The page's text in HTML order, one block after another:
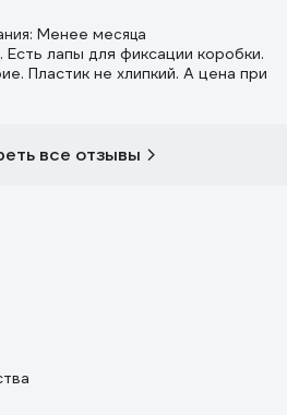
Менее месяца
лапы для фиксации коробки.
Пластик не хлипкий. А цена при
все отзывы